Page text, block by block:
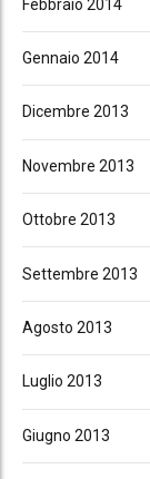
Febbraio 2014
Gennaio 2014
Dicembre 2013
Novembre 2013
Ottobre 2013
Settembre 2013
Agosto 2013
Luglio 2013
Giugno 2013